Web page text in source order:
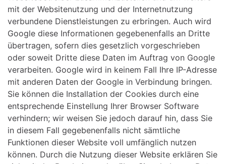
mit der Websitenutzung und der Internetnutzung
verbundene Dienstleistungen zu erbringen. Auch wird
Google diese Informationen gegebenenfalls an Dritte
übertragen, sofern dies gesetzlich vorgeschrieben
oder soweit Dritte diese Daten im Auftrag von Google
verarbeiten. Google wird in keinem Fall Ihre IP-Adresse
mit anderen Daten der Google in Verbindung bringen.
Sie können die Installation der Cookies durch eine
entsprechende Einstellung Ihrer Browser Software
verhindern; wir weisen Sie jedoch darauf hin, dass Sie
in diesem Fall gegebenenfalls nicht sämtliche
Funktionen dieser Website voll umfänglich nutzen
können. Durch die Nutzung dieser Website erklären Sie